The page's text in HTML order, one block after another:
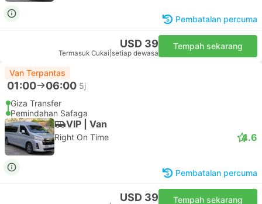
Pembatalan percuma
USD 39
Termasuk Cukai setiap dewasa
Tempah sekarang
Van Terpantas
01:00 06:00 5j
Giza Transfer
Pemindahan Safaga
VIP | Van
Right On Time 4.6
Pembatalan percuma
USD 39 Tempah sekarang